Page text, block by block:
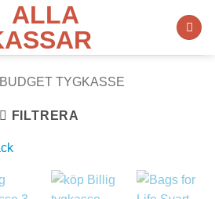
BUDGET TYGKASSE
FILTRERA